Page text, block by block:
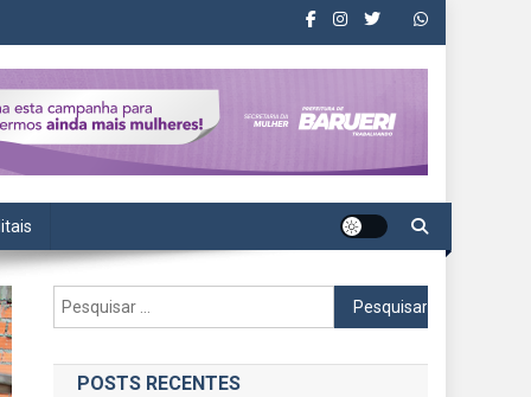
Pesquisar
por:
POSTS RECENTES